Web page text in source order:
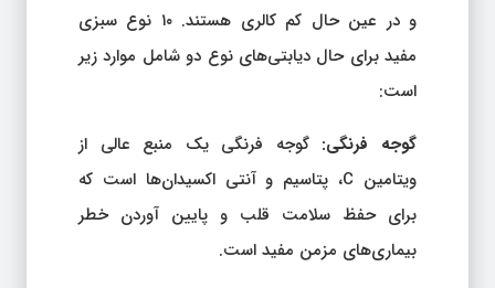
و در عین حال کم کالری هستند. ۱۰ نوع سبزی
مفید برای حال دیابتی‌های نوع دو شامل موارد زیر
است:
گوجه فرنگی: گوجه فرنگی یک منبع عالی از
ویتامین C، پتاسیم و آنتی اکسیدان‌ها است که
برای حفظ سلامت قلب و پایین آوردن خطر
بیماری‌های مزمن مفید است.